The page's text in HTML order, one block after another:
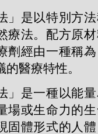
」是以特別方
療法。配方原
劑經由一種稱
醫療特性。
」是一種以能
場或生命力的
固體形式的人